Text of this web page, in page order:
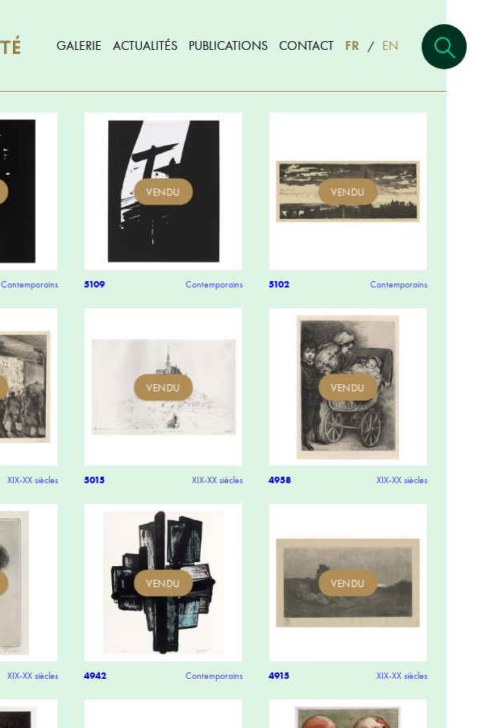
GALERIE ACTUALITÉS PUBLICATIONS CONTACT FR / EN
Contemporains
VENDU
5109 Contemporains
VENDU
5102 Contemporains
XIX-XX siècles
VENDU
5015 XIX-XX siècles
VENDU
4958 XIX-XX siècles
XIX-XX siècles
VENDU
4942 Contemporains
VENDU
4915 XIX-XX siècles